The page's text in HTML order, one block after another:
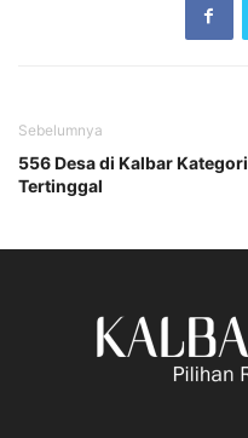
Sebelumnya
556 Desa di Kalbar Kategori
Tertinggal